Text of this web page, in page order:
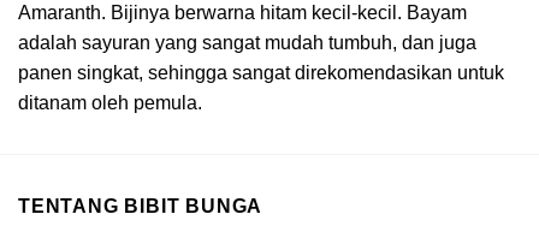
Amaranth. Bijinya berwarna hitam kecil-kecil. Bayam
adalah sayuran yang sangat mudah tumbuh, dan juga
panen singkat, sehingga sangat direkomendasikan untuk
ditanam oleh pemula.
TENTANG BIBIT BUNGA